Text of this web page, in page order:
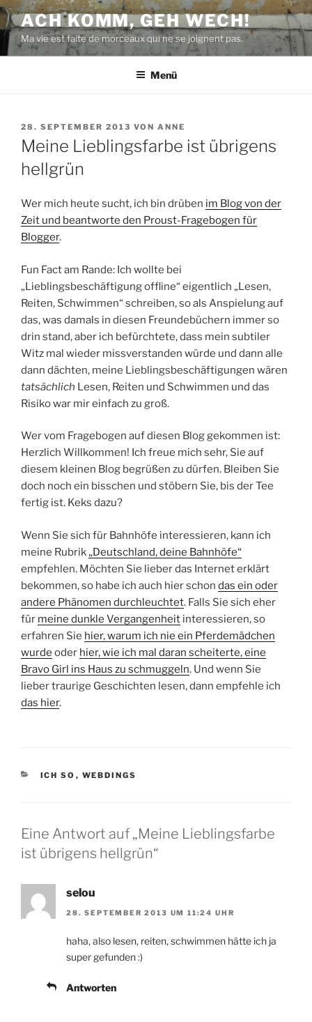
Zum
Inhalt
springen
ACH KOMM, GEH WECH!
Ma vie est faite de morceaux qui ne se joignent pas.
Menü
VERÖFFENTLICHT
AM
28. SEPTEMBER 2013 VON ANNE
Meine Lieblingsfarbe ist übrigens
hellgrün
Wer mich heute sucht, ich bin drüben im Blog von der
Zeit und beantworte den Proust-Fragebogen für
Blogger.
Fun Fact am Rande: Ich wollte bei
„Lieblingsbeschäftigung offline“ eigentlich „Lesen,
Reiten, Schwimmen“ schreiben, so als Anspielung auf
das, was damals in diesen Freundebüchern immer so
drin stand, aber ich befürchtete, dass mein subtiler
Witz mal wieder missverstanden würde und dann alle
dann dächten, meine Lieblingsbeschäftigungen wären
tatsächlich Lesen, Reiten und Schwimmen und das
Risiko war mir einfach zu groß.
Wer vom Fragebogen auf diesen Blog gekommen ist:
Herzlich Willkommen! Ich freue mich sehr, Sie auf
diesem kleinen Blog begrüßen zu dürfen. Bleiben Sie
doch noch ein bisschen und stöbern Sie, bis der Tee
fertig ist. Keks dazu?
Wenn Sie sich für Bahnhöfe interessieren, kann ich
meine Rubrik„Deutschland, deine Bahnhöfe“
empfehlen. Möchten Sie lieber das Internet erklärt
bekommen, so habe ich auch hier schon das ein oder
andere Phänomen durchleuchtet. Falls Sie sich eher
für meine dunkle Vergangenheit interessieren, so
erfahren Sie hier, warum ich nie ein Pferdemädchen
wurde oder hier, wie ich mal daran scheiterte, eine
Bravo Girl ins Haus zu schmuggeln. Und wenn Sie
lieber traurige Geschichten lesen, dann empfehle ich
das hier.
KATEGORIEN
ICH SO , WEBDINGS
Eine Antwort auf „Meine Lieblingsfarbe
ist übrigens hellgrün“
selou
28. SEPTEMBER 2013 UM 11:24 UHR
haha, also lesen, reiten, schwimmen hätte ich ja
super gefunden :)
Antworten